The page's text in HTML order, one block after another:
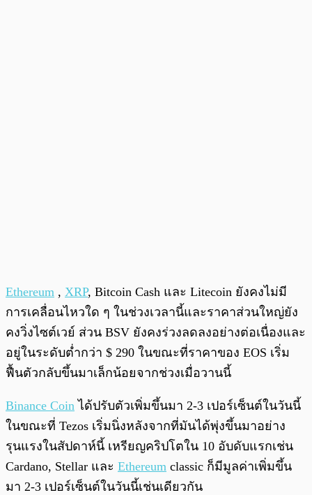
Ethereum , XRP, Bitcoin Cash และ Litecoin ยังคงไม่มี
การเคลื่อนไหวใด ๆ ในช่วงเวลานี้และราคาส่วนใหญ่ยัง
คงวิ่งไซต์เวย์ ส่วน BSV ยังคงร่วงลดลงอย่างต่อเนื่องและ
อยู่ในระดับต่ำกว่า $ 290 ในขณะที่ราคาของ EOS เริ่ม
ฟื้นตัวกลับขึ้นมาเล็กน้อยจากช่วงเมื่อวานนี้
Binance Coin ได้ปรับตัวเพิ่มขึ้นมา 2-3 เปอร์เซ็นต์ในวันนี้
ในขณะที่ Tezos เริ่มนิ่งหลังจากที่มันได้พุ่งขึ้นมาอย่าง
รุนแรงในสัปดาห์นี้ เหรียญคริปโตใน 10 อับดับแรกเช่น
Cardano, Stellar และ Ethereum classic ก็มีมูลค่าเพิ่มขึ้น
มา 2-3 เปอร์เซ็นต์ในวันนี้เช่นเดียวกัน